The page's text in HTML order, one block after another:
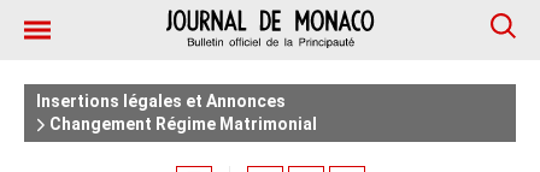
Insertions légales et Annonces
Changement Régime Matrimonial